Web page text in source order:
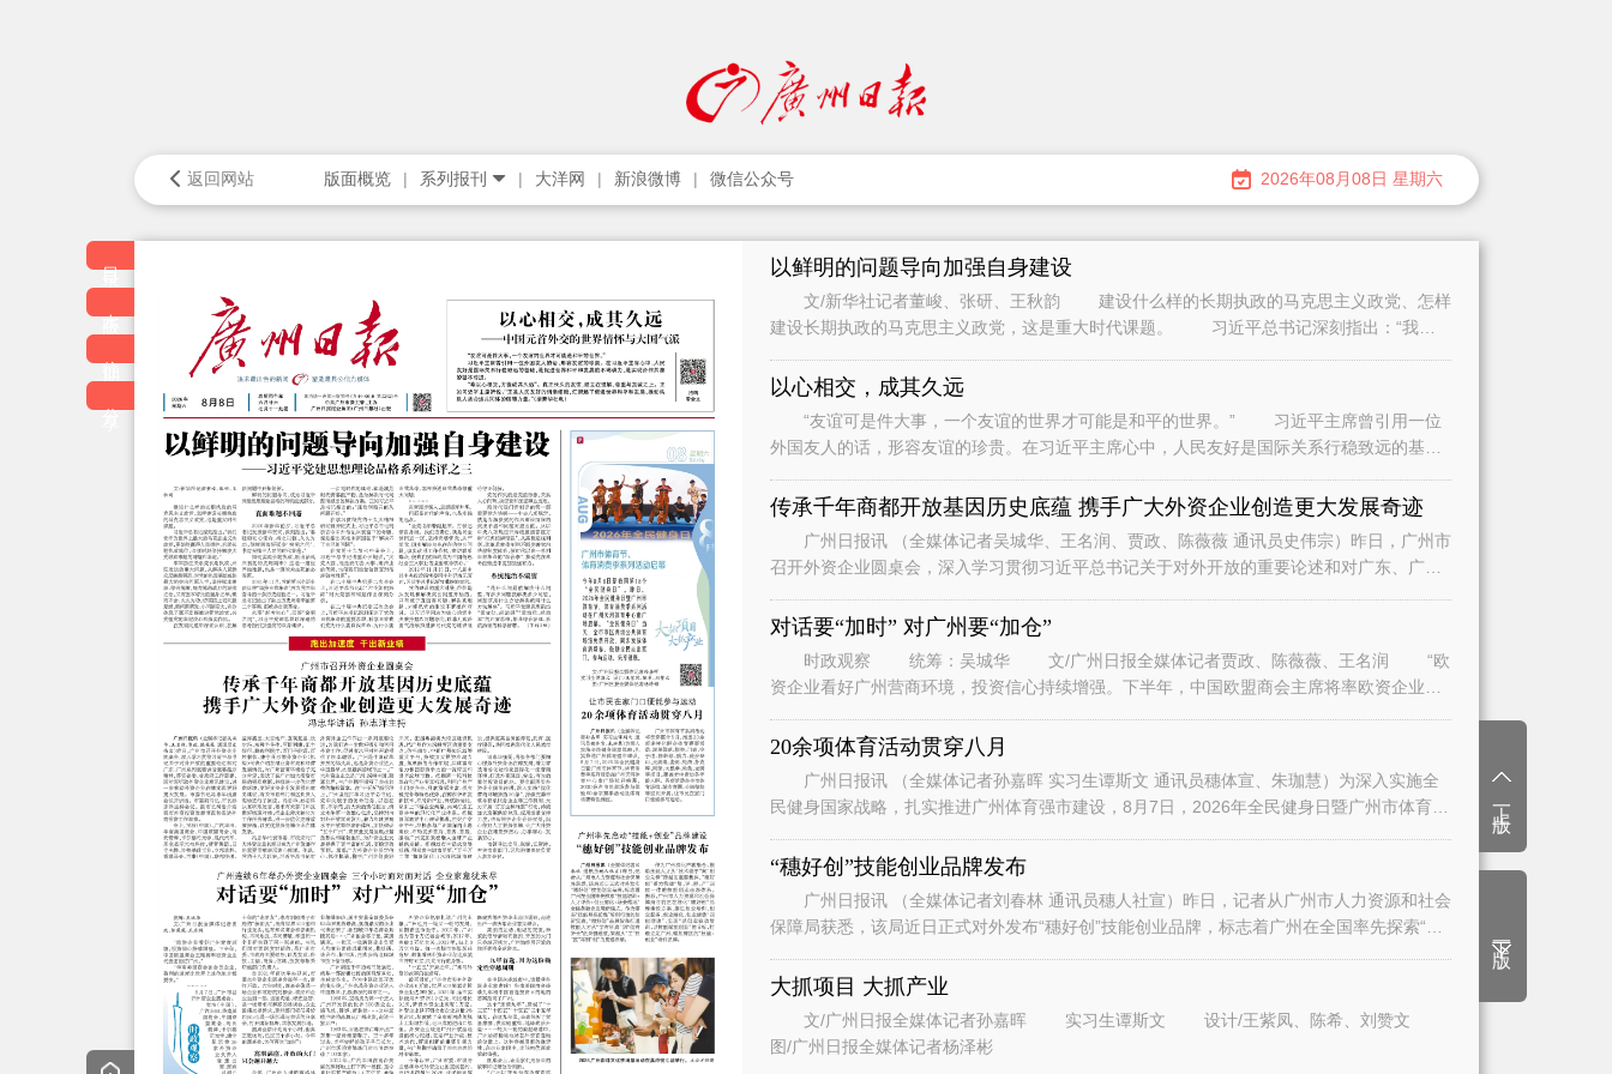
返回网站 版面概览 系列报刊 大洋网 新浪微博 微信公众号 2026年08月08日 星期六
以鲜明的问题导向加强自身建设
文/新华社记者董峻、张研、王秋韵 建设什么样的长期执政的马克思主义政党、怎样
建设长期执政的马克思主义政党，这是重大时代课题。 习近平总书记深刻指出：“我们
以心相交，成其久远
“友谊可是件大事，一个友谊的世界才可能是和平的世界。” 习近平主席曾引用一位
外国友人的话，形容友谊的珍贵。在习近平主席心中，人民友好是国际关系行稳致远的基
传承千年商都开放基因历史底蕴 携手广大外资企业创造更大发展奇迹
广州日报讯 （全媒体记者吴城华、王名润、贾政、陈薇薇 通讯员史伟宗）昨日，广州市
召开外资企业圆桌会，深入学习贯彻习近平总书记关于对外开放的重要论述和对广东、广州
对话要“加时” 对广州要“加仓”
时政观察 统筹：吴城华 文/广州日报全媒体记者贾政、陈薇薇、王名润 “欧
资企业看好广州营商环境，投资信心持续增强。下半年，中国欧盟商会主席将率欧资企业代
20余项体育活动贯穿八月
广州日报讯 （全媒体记者孙嘉晖 实习生谭斯文 通讯员穗体宣、朱珈慧）为深入实施全
民健身国家战略，扎实推进广州体育强市建设，8月7日，2026年全民健身日暨广州市体育
“穗好创”技能创业品牌发布
广州日报讯 （全媒体记者刘春林 通讯员穗人社宣）昨日，记者从广州市人力资源和社会
保障局获悉，该局近日正式对外发布“穗好创”技能创业品牌，标志着广州在全国率先探索“技
大抓项目 大抓产业
文/广州日报全媒体记者孙嘉晖 实习生谭斯文 设计/王紫凤、陈希、刘赞文
图/广州日报全媒体记者杨泽彬